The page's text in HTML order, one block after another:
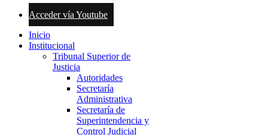
Acceder vía Youtube
Inicio
Institucional
Tribunal Superior de
Justicia
Autoridades
Secretaría
Administrativa
Secretaría de
Superintendencia y
Control Judicial